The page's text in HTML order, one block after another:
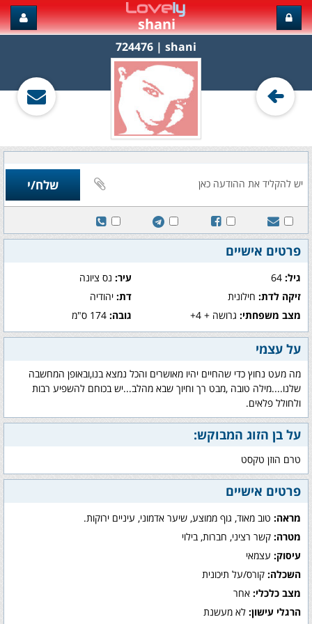
shani
shani‏ | 724476
פרטים אישיים
גיל: עיר:נס ציונה
זיקה לדת: חילונית דת:יהודיה
מצב משפחתי: גרושה + 4+ גובה:174 ס"מ
על עצמי
מה מעט נחוץ כדי שהחיים יהיו מאושרים והכל נמצא בנו,ובאופן המחשבה
שלנו....מילה טובה ,מבט רך וחיוך שבא מהלב...יש בכוחם להשפיע רבות
ולחולל פלאים.
על בן הזוג המבוקש:
טרם הוזן טקסט
פרטים אישיים
מראה: טוב מאוד, גוף ממוצע, שיער אדמוני, עיניים ירוקות.
מטרה: קשר רציני, חברות, בילוי
עיסוק: עצמאי
השכלה: קורס/על תיכונית
מצב כלכלי: אחר
הרגלי עישון: לא מעשנת